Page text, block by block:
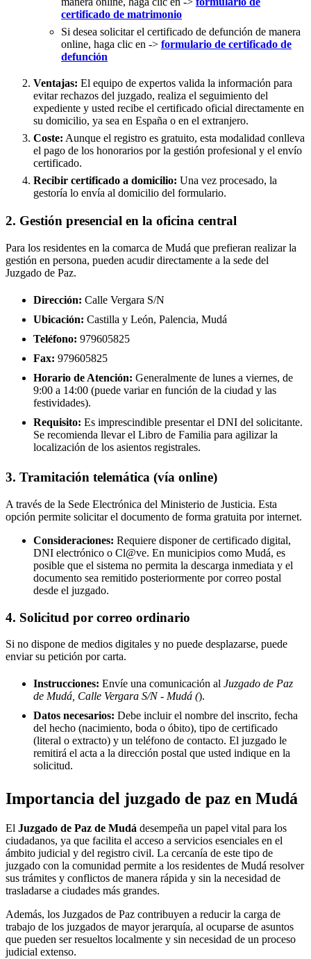
certificado de matrimonio
Si desea solicitar el certificado de defunción de manera
online, haga clic en -> formulario de certificado de
defunción
Ventajas: El equipo de expertos valida la información para
evitar rechazos del juzgado, realiza el seguimiento del
expediente y usted recibe el certificado oficial directamente en
su domicilio, ya sea en España o en el extranjero.
Coste: Aunque el registro es gratuito, esta modalidad conlleva
el pago de los honorarios por la gestión profesional y el envío
certificado.
Recibir certificado a domicilio: Una vez procesado, la
gestoría lo envía al domicilio del formulario.
2. Gestión presencial en la oficina central
Para los residentes en la comarca de Mudá que prefieran realizar la
gestión en persona, pueden acudir directamente a la sede del
Juzgado de Paz.
Dirección: Calle Vergara S/N
Ubicación: Castilla y León, Palencia, Mudá
Teléfono: 979605825
Fax: 979605825
Horario de Atención: Generalmente de lunes a viernes, de
9:00 a 14:00 (puede variar en función de la ciudad y las
festividades).
Requisito: Es imprescindible presentar el DNI del solicitante.
Se recomienda llevar el Libro de Familia para agilizar la
localización de los asientos registrales.
3. Tramitación telemática (vía online)
A través de la Sede Electrónica del Ministerio de Justicia. Esta
opción permite solicitar el documento de forma gratuita por internet.
Consideraciones: Requiere disponer de certificado digital,
DNI electrónico o Cl@ve. En municipios como Mudá, es
posible que el sistema no permita la descarga inmediata y el
documento sea remitido posteriormente por correo postal
desde el juzgado.
4. Solicitud por correo ordinario
Si no dispone de medios digitales y no puede desplazarse, puede
enviar su petición por carta.
Instrucciones: Envíe una comunicación al Juzgado de Paz
de Mudá, Calle Vergara S/N - Mudá ().
Datos necesarios: Debe incluir el nombre del inscrito, fecha
del hecho (nacimiento, boda o óbito), tipo de certificado
(literal o extracto) y un teléfono de contacto. El juzgado le
remitirá el acta a la dirección postal que usted indique en la
solicitud.
Importancia del juzgado de paz en Mudá
El Juzgado de Paz de Mudá desempeña un papel vital para los
ciudadanos, ya que facilita el acceso a servicios esenciales en el
ámbito judicial y del registro civil. La cercanía de este tipo de
juzgado con la comunidad permite a los residentes de Mudá resolver
sus trámites y conflictos de manera rápida y sin la necesidad de
trasladarse a ciudades más grandes.
Además, los Juzgados de Paz contribuyen a reducir la carga de
trabajo de los juzgados de mayor jerarquía, al ocuparse de asuntos
que pueden ser resueltos localmente y sin necesidad de un proceso
judicial extenso.